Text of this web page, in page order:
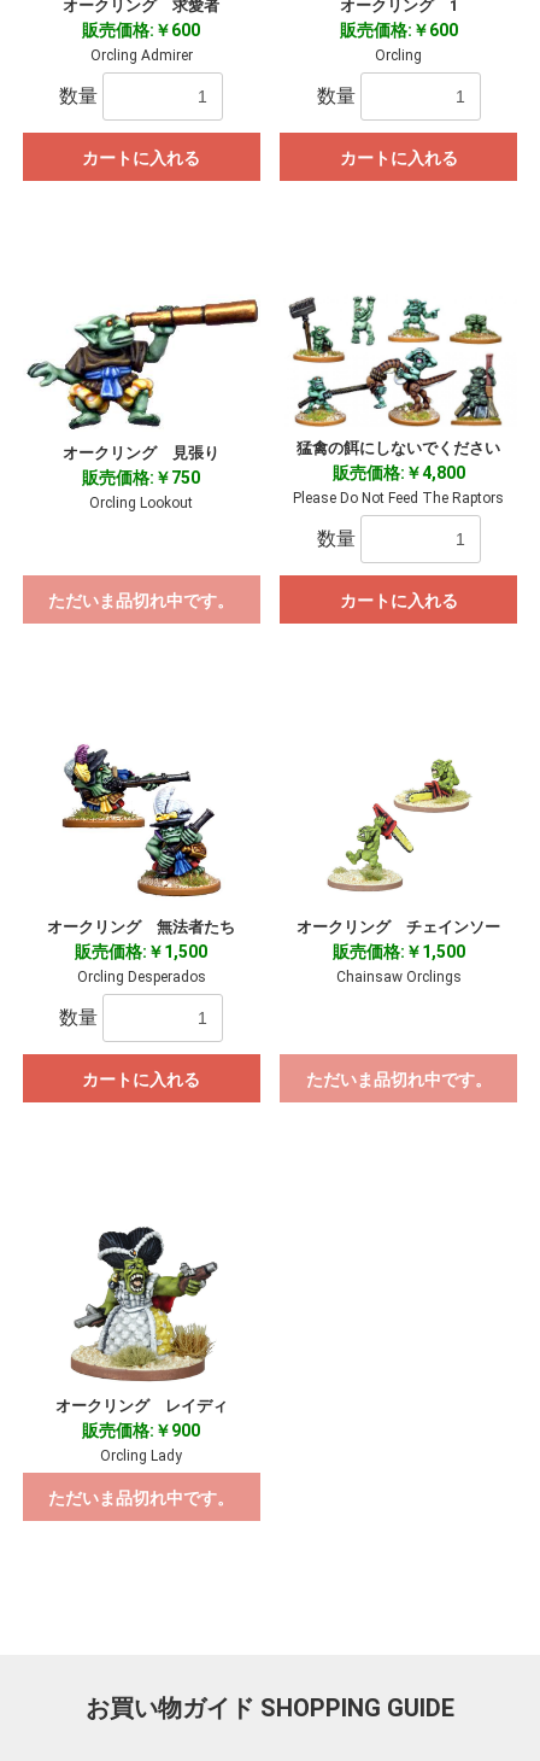
オークリング 求愛者
販売価格:￥600
Orcling Admirer
数量
カートに入れる
オークリング 1
販売価格:￥600
Orcling
数量
カートに入れる
オークリング 見張り
販売価格:￥750
Orcling Lookout
ただいま品切れ中です。
猛禽の餌にしないでください
販売価格:￥4,800
Please Do Not Feed The Raptors
数量
カートに入れる
オークリング 無法者たち
販売価格:￥1,500
Orcling Desperados
数量
カートに入れる
オークリング チェインソー
販売価格:￥1,500
Chainsaw Orclings
ただいま品切れ中です。
オークリング レイディ
販売価格:￥900
Orcling Lady
ただいま品切れ中です。
お買い物を続ける カートへ進む
お買い物ガイド SHOPPING GUIDE